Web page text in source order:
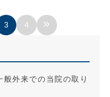
3 4 »
般外来での当院の取り